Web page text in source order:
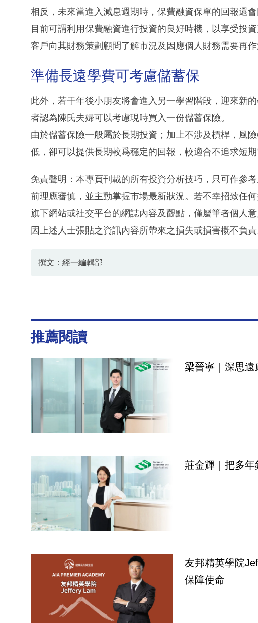
相反，未來當進入減息週期時，保費融資保單的回報還
目前可謂利用保費融資進行投資的良好時機，以享受投
客戶向其財務策劃顧問了解市況及因應個人財務需要再作
準備長遠學費可考慮儲蓄保
此外，若干年後小朋友將會進入另一學習階段，迎來新
者認為陳氏夫婦可以考慮現時買入一份儲蓄保險。
由於儲蓄保險一般屬於長期投資；加上不涉及槓桿，風
低，卻可以提供長期較爲穩定的回報，較適合不追求短
免責聲明：本專頁刊載的所有投資分析技巧，只可作參
前理應審慎，並主動掌握市場最新狀況。若不幸招致任
旗下網站或社交平台的網誌內容及觀點，僅屬筆者個人
因上述人士張貼之資訊內容所帶來之損失或損害概不負責
撰文：經一編輯部
推薦閱讀
莊金輝｜把多
友邦精英學院
保障使命